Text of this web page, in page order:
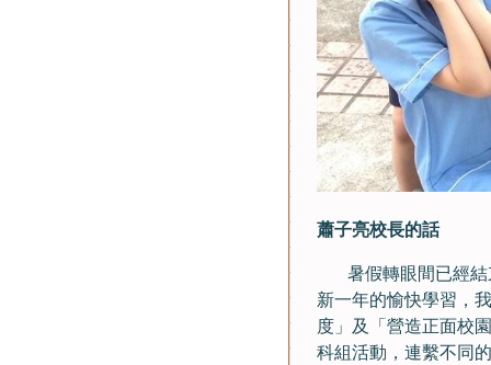
蕭子亮校長的話
暑假轉眼間已經結
新一年的愉快學習，
度」及「營造正面校
科組活動，連繫不同